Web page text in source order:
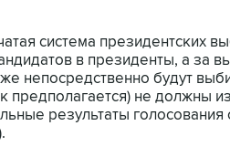
система президентских
в президенты, а за
непосредственно будут
не должны
результаты голосования